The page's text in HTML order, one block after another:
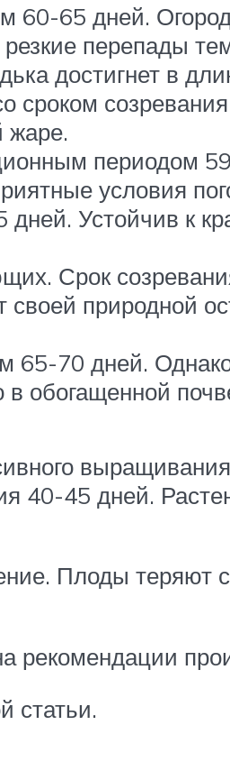
60-65 дней.
перепады
достигнет в
сроком
жаре.
периодом
условия
Устойчив к
Срок
своей природной
70 дней.
в обогащенной
40-45 дней.
Плоды теряют
рекомендации
статьи.